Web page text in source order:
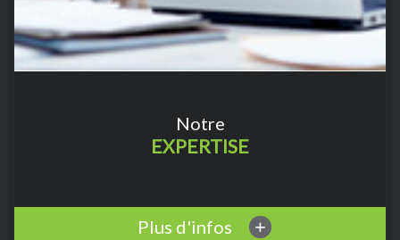
Notre
EXPERTISE
Plus d'infos +